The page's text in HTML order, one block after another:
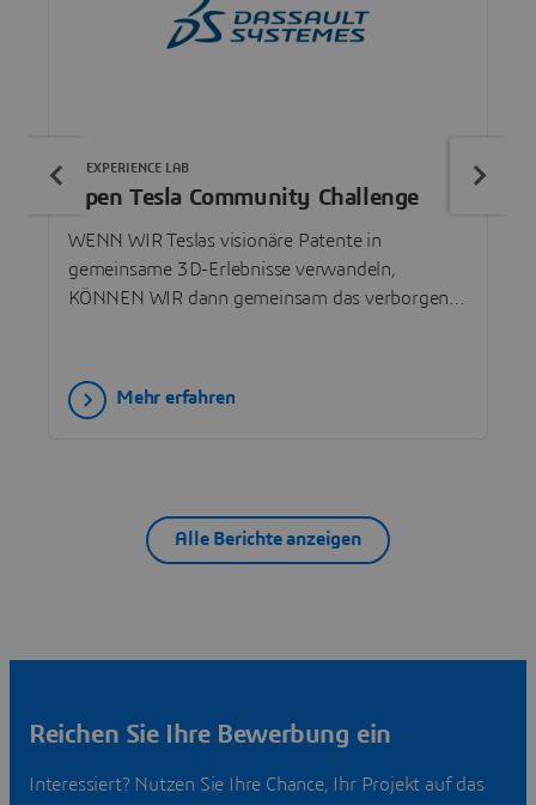
Open Tesla Community Challenge
WENN WIR Teslas visionäre Patente in
gemeinsame 3D-Erlebnisse verwandeln,
KÖNNEN WIR dann gemeinsam das verborgene
inspirieren?
3DEXPERIENCE LAB
Mehr erfahren
Alle Berichte anzeigen
Reichen Sie Ihre Bewerbung ein
Interessiert? Nutzen Sie Ihre Chance, Ihr Projekt auf das